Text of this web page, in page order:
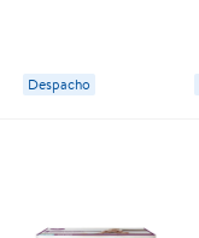
Despacho